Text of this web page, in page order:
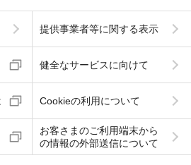
提供事業者等に関する表示
健全なサービスに向けて
Cookieの利用について
お客さまのご利用端末から
の情報の外部送信について